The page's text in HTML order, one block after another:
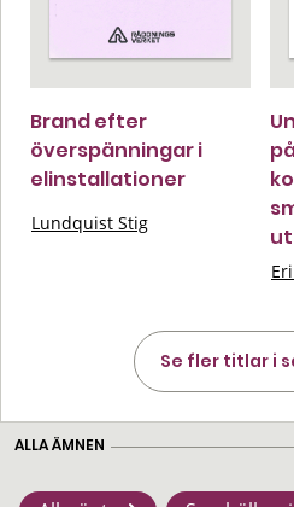
Brand efter
överspänningar i
elinstallationer
Lundquist Stig
Se fler titlar i
ALLA ÄMNEN